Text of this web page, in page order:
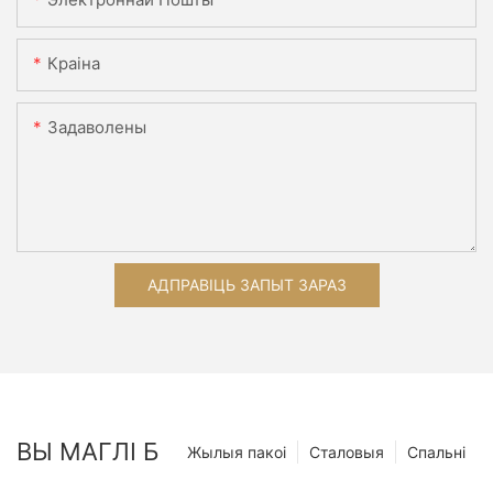
Краіна
Задаволены
АДПРАВІЦЬ ЗАПЫТ ЗАРАЗ
ВЫ МАГЛІ Б Спальні
Сталовыя
Жылыя пакоі